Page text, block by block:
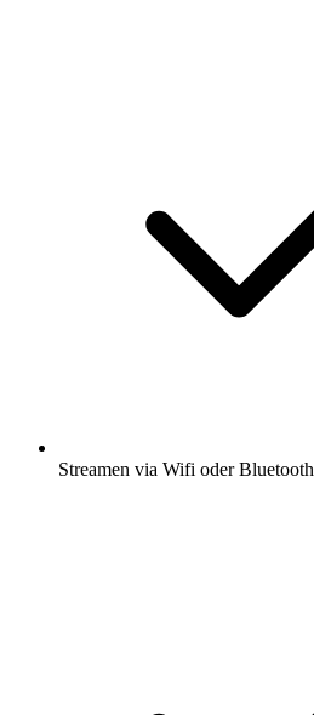
Streamen via Wifi oder Bluetooth